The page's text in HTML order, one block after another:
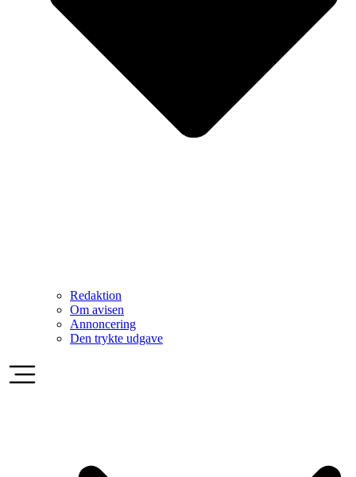
Redaktion
Om avisen
Annoncering
Den trykte udgave